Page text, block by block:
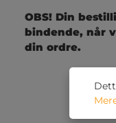
OBS! Din
bindende, når
din ordre.